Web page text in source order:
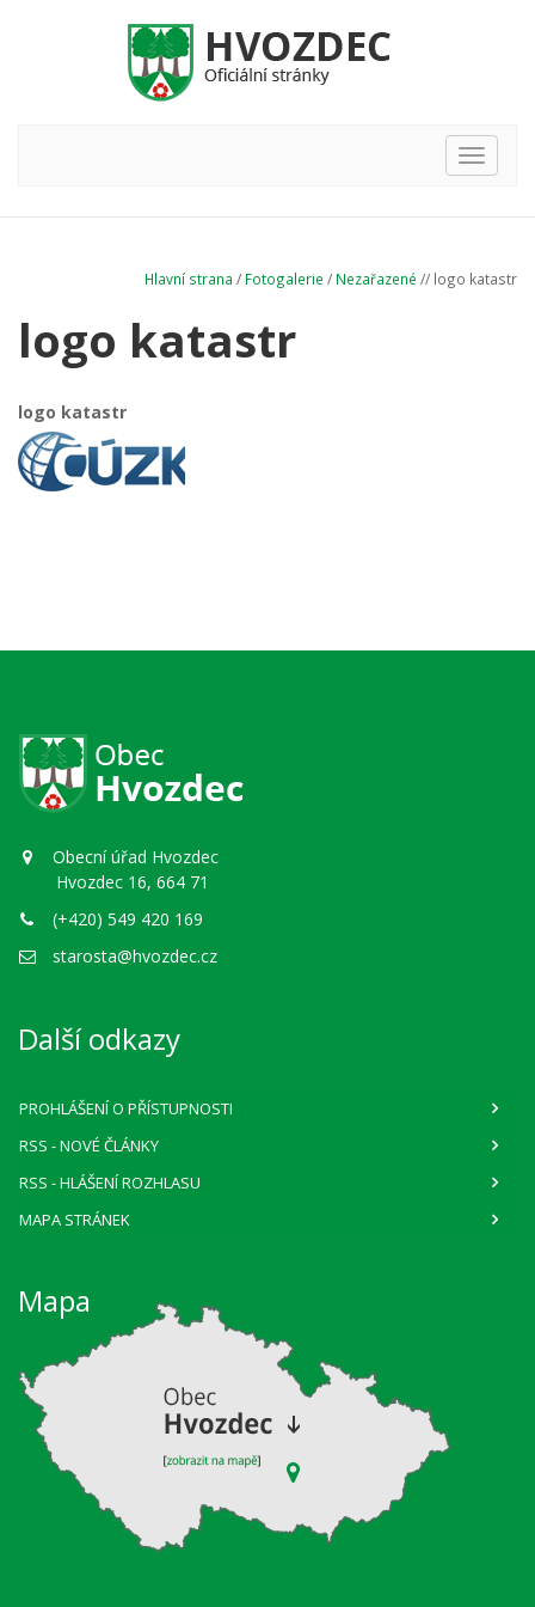
Hlavní
nabídka
Hlavní strana / Fotogalerie / Nezařazené // logo katastr
logo katastr
logo katastr
Obecní úřad Hvozdec
Hvozdec 16, 664 71
(+420) 549 420 169
starosta@hvozdec.cz
Další odkazy
PROHLÁŠENÍ O PŘÍSTUPNOSTI
RSS - NOVÉ ČLÁNKY
RSS - HLÁŠENÍ ROZHLASU
MAPA STRÁNEK
Mapa